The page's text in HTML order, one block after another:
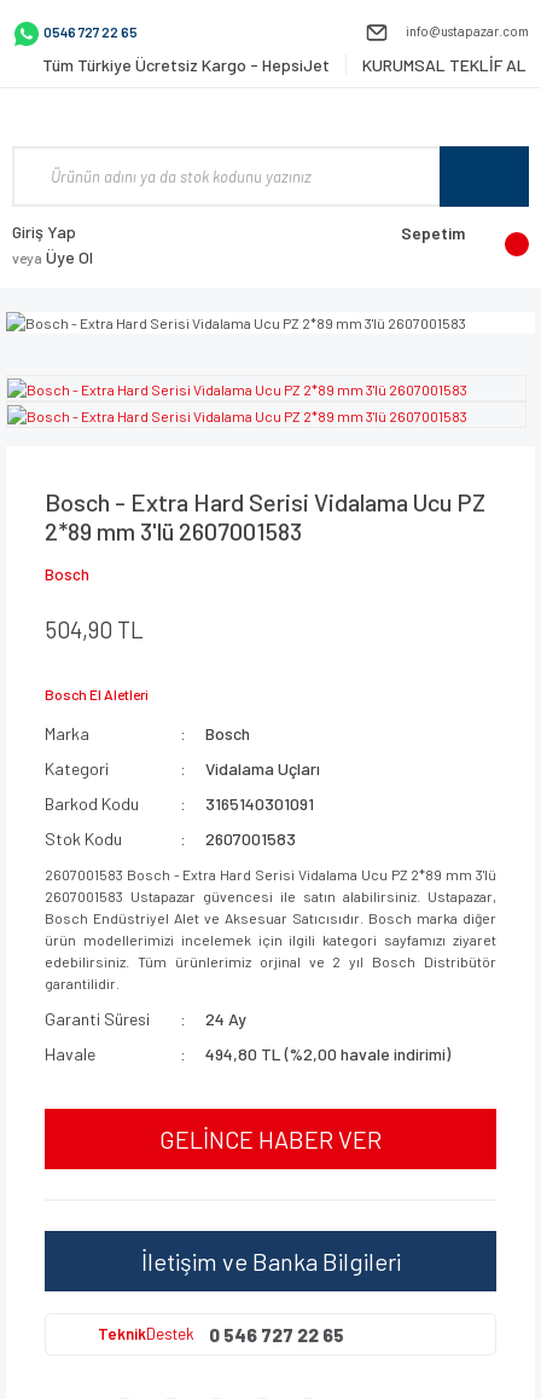
0546 727 22 65 info@ustapazar.com
Tüm Türkiye Ücretsiz Kargo - HepsiJet KURUMSAL TEKLİF AL
Giriş Yap
veya Üye Ol
Sepetim
Bosch - Extra Hard Serisi Vidalama Ucu PZ
2*89 mm 3'lü 2607001583
Bosch
504,90 TL
Bosch El Aletleri
Marka
Bosch
Kategori
Vidalama Uçları
Barkod Kodu
3165140301091
Stok Kodu
2607001583
2607001583 Bosch - Extra Hard Serisi Vidalama Ucu PZ 2*89 mm 3'lü
2607001583 Ustapazar güvencesi ile satın alabilirsiniz. Ustapazar,
Bosch Endüstriyel Alet ve Aksesuar Satıcısıdır. Bosch marka diğer
ürün modellerimizi incelemek için ilgili kategori sayfamızı ziyaret
edebilirsiniz. Tüm ürünlerimiz orjinal ve 2 yıl Bosch Distribütör
garantilidir.
Garanti Süresi
24 Ay
Havale
494,80 TL (%2,00 havale indirimi)
GELİNCE HABER VER
İletişim ve Banka Bilgileri
TeknikDestek 0 546 727 22 65